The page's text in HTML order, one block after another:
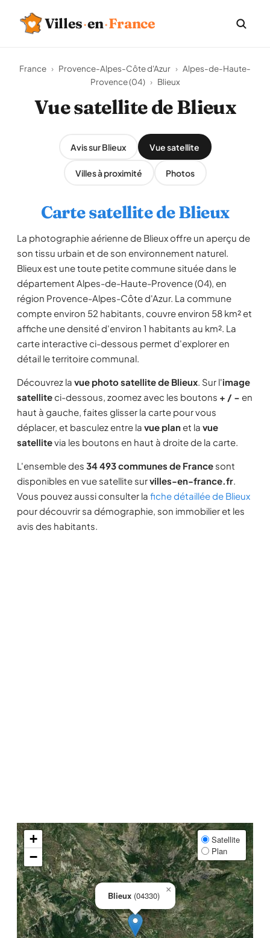
Villes·en·France
France › Provence-Alpes-Côte d'Azur › Alpes-de-Haute-
Provence (04) › Blieux
Vue satellite de Blieux
Avis sur Blieux Vue satellite
Villes à proximité Photos
Carte satellite de Blieux
La photographie aérienne de Blieux offre un aperçu de
son tissu urbain et de son environnement naturel.
Blieux est une toute petite commune située dans le
département Alpes-de-Haute-Provence (04), en
région Provence-Alpes-Côte d'Azur. La commune
compte environ 52 habitants, couvre environ 58 km² et
affiche une densité d'environ 1 habitants au km². La
carte interactive ci-dessous permet d'explorer en
détail le territoire communal.
Découvrez la vue photo satellite de Blieux. Sur l'image
satelliteci-dessous, zoomez avec les boutons + / − en
haut à gauche, faites glisser la carte pour vous
déplacer, et basculez entre la vue planet la vue
satellitevia les boutons en haut à droite de la carte.
L'ensemble des 34 493 communes de France sont
disponibles en vue satellite survilles-en-france.fr.
Vous pouvez aussi consulter la fiche détaillée de Blieux
pour découvrir sa démographie, son immobilier et les
avis des habitants.
Blieux (04330)
×
+
−
Satellite
Plan